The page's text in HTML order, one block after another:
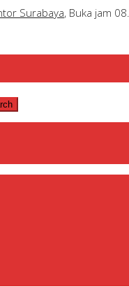
Surabaya, Buka jam